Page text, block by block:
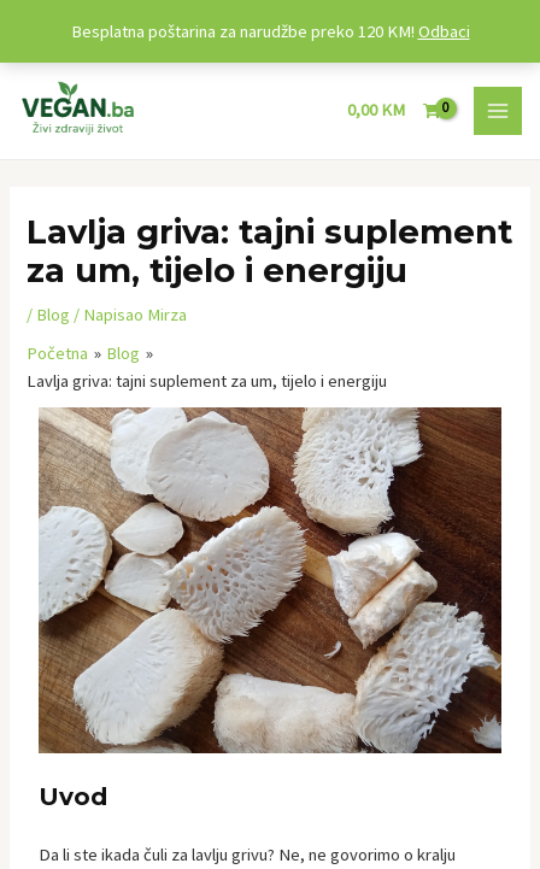
sadržaj
0,00KM
MAIN
Lavlja griva: tajni suplement
za um, tijelo i energiju
/ Blog / Napisao Mirza
Početna
Blog
Lavlja griva: tajni suplement za um, tijelo i energiju
Uvod
Da li ste ikada čuli za lavlju grivu? Ne, ne govorimo o kralju
Besplatna poštarina za narudžbe preko 120 KM! Odbaci